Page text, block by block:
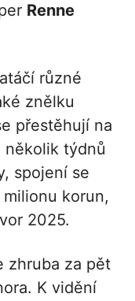
Renne
různé
znělku
přestěhují na
několik týdnů
spojení se
korun,
2025.
zhruba za pět
K vidění